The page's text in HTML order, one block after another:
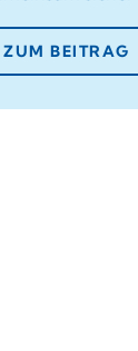
ZUM BEITRAG